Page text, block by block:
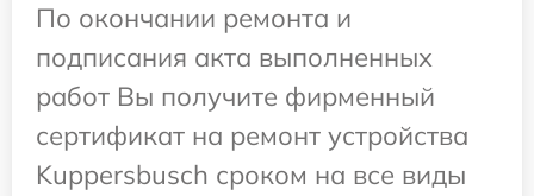
По окончании ремонта и
подписания акта выполненных
работ Вы получите фирменный
сертификат на ремонт устройства
Kuppersbusch сроком на все виды